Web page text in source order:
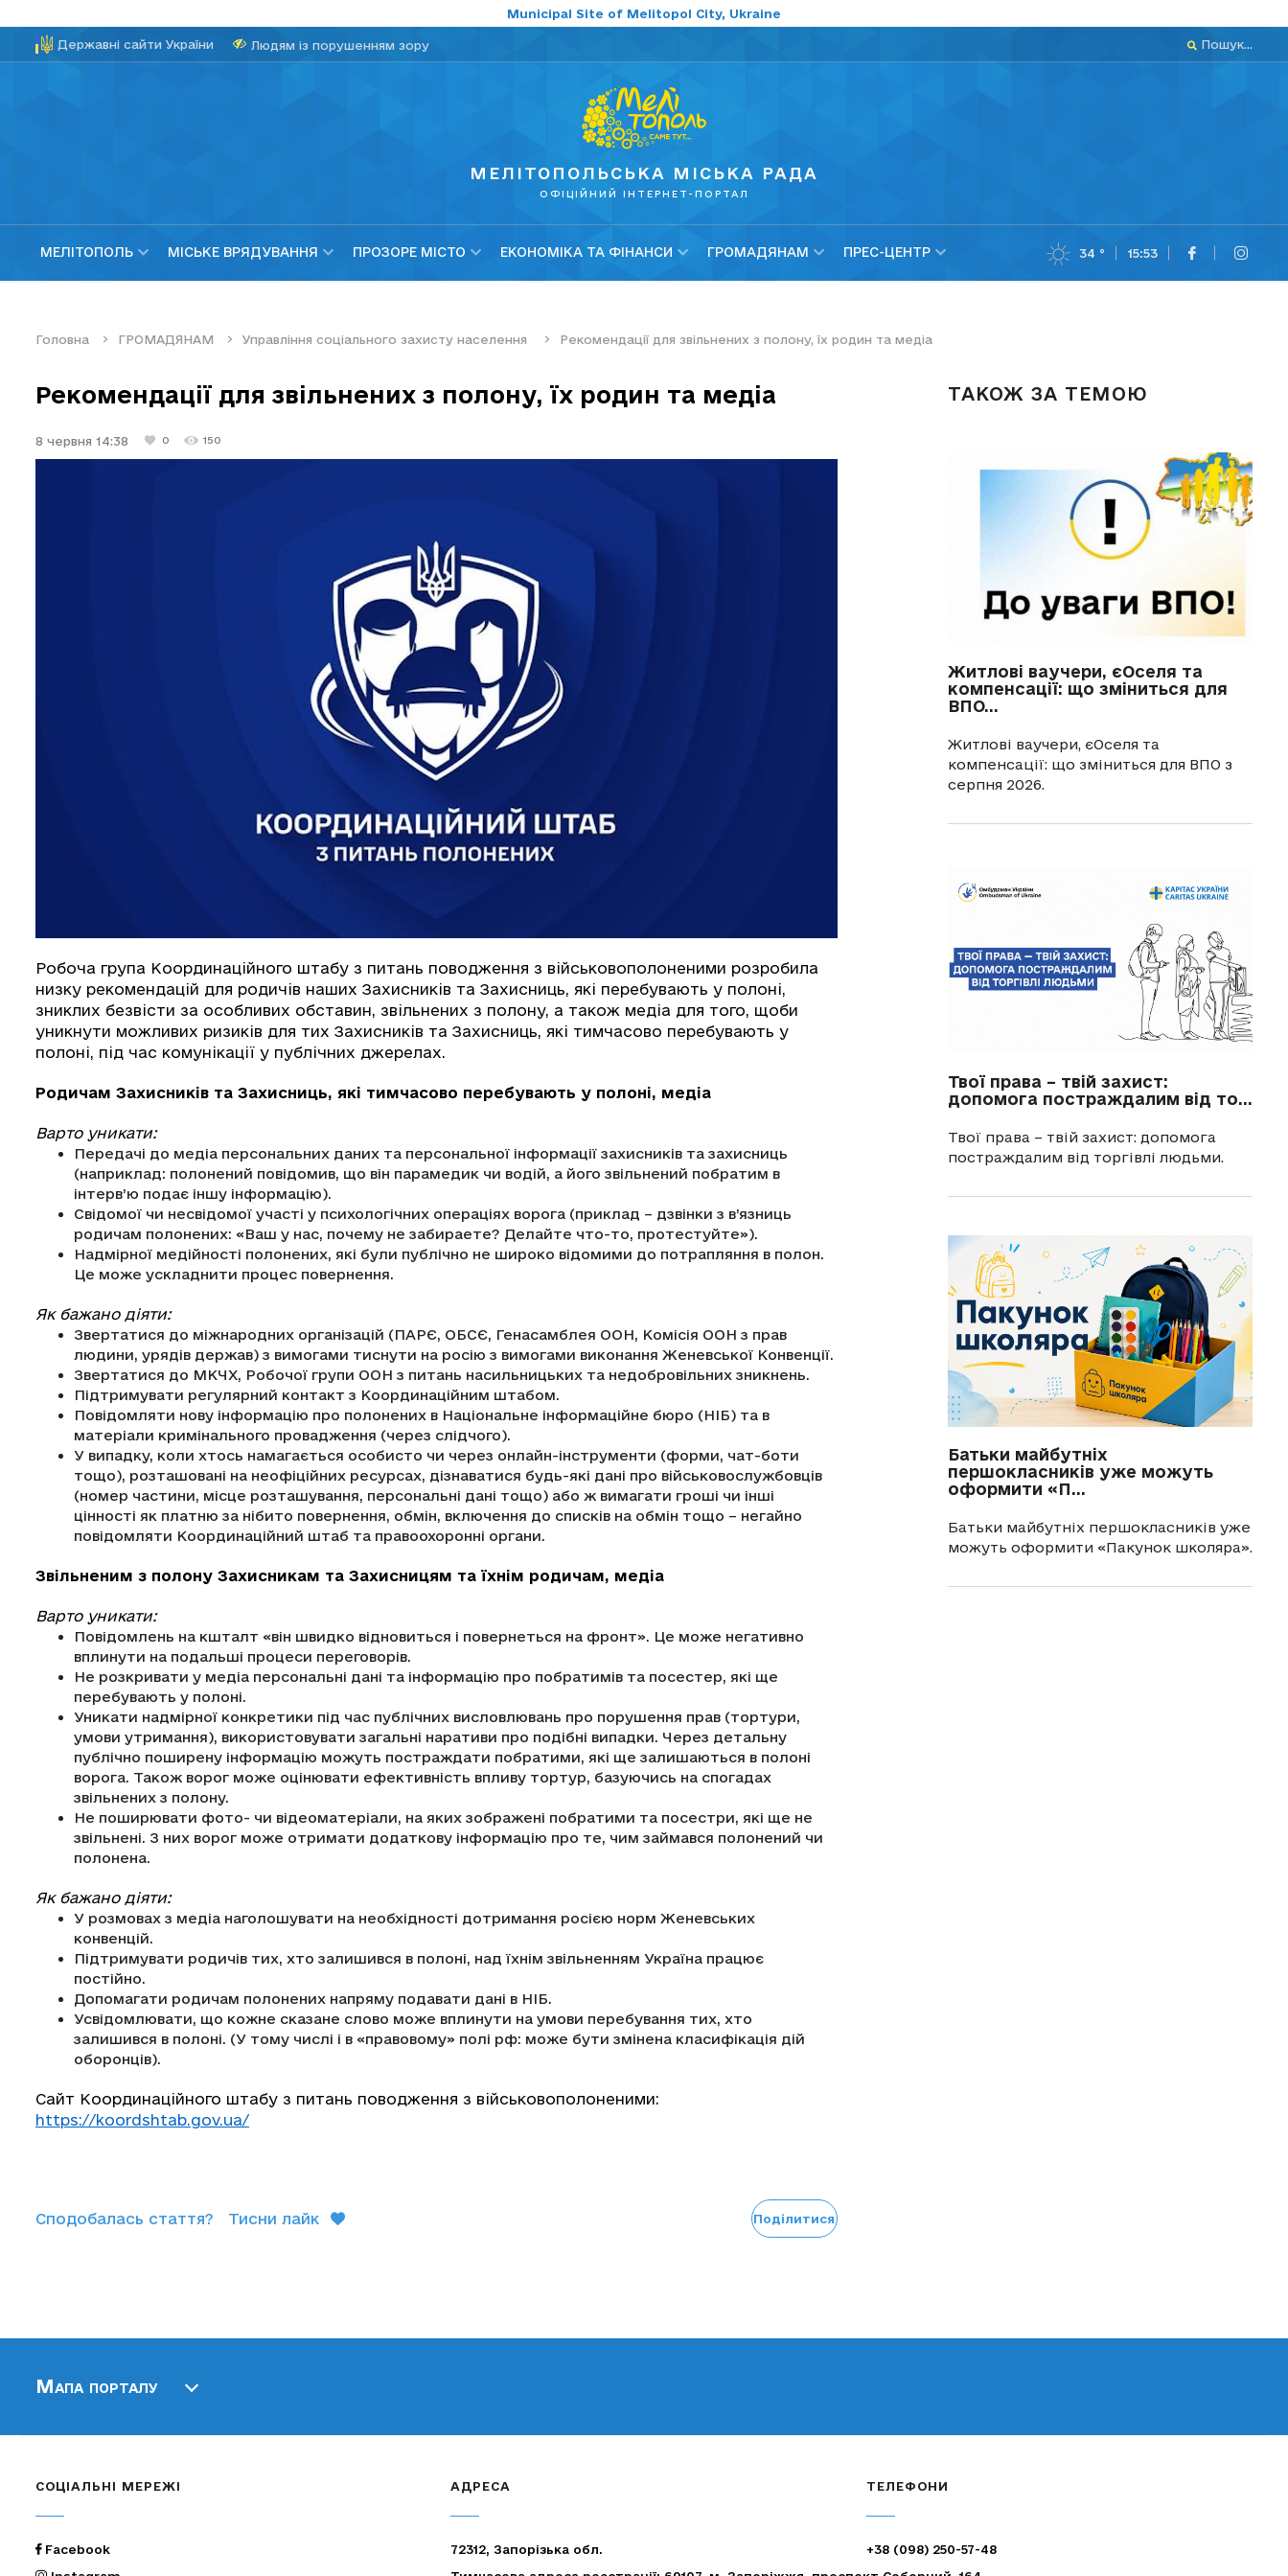
Municipal Site of Melitopol City, Ukraine
Державні сайти України Людям із порушенням зору Пошук...
МЕЛІТОПОЛЬСЬКА МІСЬКА РАДА
ОФІЦІЙНИЙ ІНТЕРНЕТ-ПОРТАЛ
МЕЛІТОПОЛЬ МІСЬКЕ ВРЯДУВАННЯ ПРОЗОРЕ МІСТО ЕКОНОМІКА ТА ФІНАНСИ ГРОМАДЯНАМ ПРЕС-ЦЕНТР 34 ° 15:53
Головна ГРОМАДЯНАМ Управління соціального захисту населення Рекомендації для звільнених з полону, їх родин та медіа
Рекомендації для звільнених з полону, їх родин та медіа
8 червня 14:38 0 150
Робоча група Координаційного штабу з питань поводження з військовополоненими розробила
низку рекомендацій для родичів наших Захисників та Захисниць, які перебувають у полоні,
зниклих безвісти за особливих обставин, звільнених з полону, а також медіа для того, щоби
уникнути можливих ризиків для тих Захисників та Захисниць, які тимчасово перебувають у
полоні, під час комунікації у публічних джерелах.
Родичам Захисників та Захисниць, які тимчасово перебувають у полоні, медіа
Варто уникати:
Передачі до медіа персональних даних та персональної інформації захисників та захисниць
(наприклад: полонений повідомив, що він парамедик чи водій, а його звільнений побратим в
інтерв’ю подає іншу інформацію).
Свідомої чи несвідомої участі у психологічних операціях ворога (приклад – дзвінки з в’язниць
родичам полонених: «Ваш у нас, почему не забираете? Делайте что-то, протестуйте»).
Надмірної медійності полонених, які були публічно не широко відомими до потрапляння в полон.
Це може ускладнити процес повернення.
Як бажано діяти:
Звертатися до міжнародних організацій (ПАРЄ, ОБСЄ, Генасамблея ООН, Комісія ООН з прав
людини, урядів держав) з вимогами тиснути на росію з вимогами виконання Женевської Конвенції.
Звертатися до МКЧХ, Робочої групи ООН з питань насильницьких та недобровільних зникнень.
Підтримувати регулярний контакт з Координаційним штабом.
Повідомляти нову інформацію про полонених в Національне інформаційне бюро (НІБ) та в
матеріали кримінального провадження (через слідчого).
У випадку, коли хтось намагається особисто чи через онлайн-інструменти (форми, чат-боти
тощо), розташовані на неофіційних ресурсах, дізнаватися будь-які дані про військовослужбовців
(номер частини, місце розташування, персональні дані тощо) або ж вимагати гроші чи інші
цінності як платню за нібито повернення, обмін, включення до списків на обмін тощо – негайно
повідомляти Координаційний штаб та правоохоронні органи.
Звільненим з полону Захисникам та Захисницям та їхнім родичам, медіа
Варто уникати:
Повідомлень на кшталт «він швидко відновиться і повернеться на фронт». Це може негативно
вплинути на подальші процеси переговорів.
Не розкривати у медіа персональні дані та інформацію про побратимів та посестер, які ще
перебувають у полоні.
Уникати надмірної конкретики під час публічних висловлювань про порушення прав (тортури,
умови утримання), використовувати загальні наративи про подібні випадки. Через детальну
публічно поширену інформацію можуть постраждати побратими, які ще залишаються в полоні
ворога. Також ворог може оцінювати ефективність впливу тортур, базуючись на спогадах
звільнених з полону.
Не поширювати фото- чи відеоматеріали, на яких зображені побратими та посестри, які ще не
звільнені. З них ворог може отримати додаткову інформацію про те, чим займався полонений чи
полонена.
Як бажано діяти:
У розмовах з медіа наголошувати на необхідності дотримання росією норм Женевських
конвенцій.
Підтримувати родичів тих, хто залишився в полоні, над їхнім звільненням Україна працює
постійно.
Допомагати родичам полонених напряму подавати дані в НІБ.
Усвідомлювати, що кожне сказане слово може вплинути на умови перебування тих, хто
залишився в полоні. (У тому числі і в «правовому» полі рф: може бути змінена класифікація дій
оборонців).
Сайт Координаційного штабу з питань поводження з військовополоненими:
https://koordshtab.gov.ua/
Сподобалась стаття? Тисни лайк Поділитися
ТАКОЖ ЗА ТЕМОЮ
Житлові ваучери, єОселя та
компенсації: що зміниться для
ВПО...
Житлові ваучери, єОселя та
компенсації: що зміниться для ВПО з
серпня 2026.
Твої права – твій захист:
допомога постраждалим від то...
Твої права – твій захист: допомога
постраждалим від торгівлі людьми.
Батьки майбутніх
першокласників уже можуть
оформити «П...
Батьки майбутніх першокласників уже
можуть оформити «Пакунок школяра».
Мапа порталу
СОЦІАЛЬНІ МЕРЕЖІ
Facebook
АДРЕСА
72312, Запорізька обл.
ТЕЛЕФОНИ
+38 (098) 250-57-48